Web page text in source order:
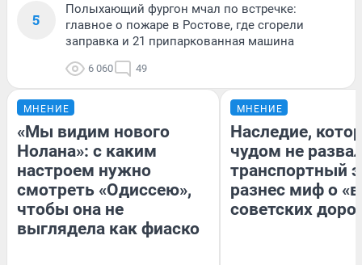
5
Полыхающий фургон мчал по встречке:
главное о пожаре в Ростове, где сгорели
заправка и 21 припаркованная машина
6 060 49
МНЕНИЕ
«Мы видим нового
Нолана»: с каким
настроем нужно
смотреть «Одиссею»,
чтобы она не
выглядела как фиаско
МНЕНИЕ
Наследие,
чудом не
транспортный
разнес миф о
советских